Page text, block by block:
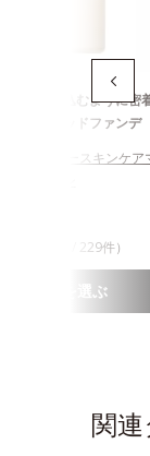
しくとけ込むように密
レスリキッドファンデ
ユー カラースキンケア
（3.76 / 229件）
商品を選ぶ
関